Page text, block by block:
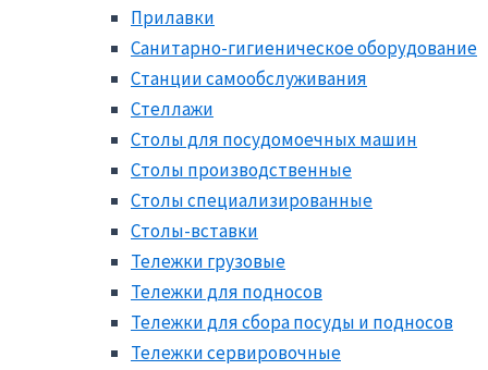
Прилавки
Санитарно-гигиеническое оборудование
Станции самообслуживания
Стеллажи
Столы для посудомоечных машин
Столы производственные
Столы специализированные
Столы-вставки
Тележки грузовые
Тележки для подносов
Тележки для сбора посуды и подносов
Тележки сервировочные